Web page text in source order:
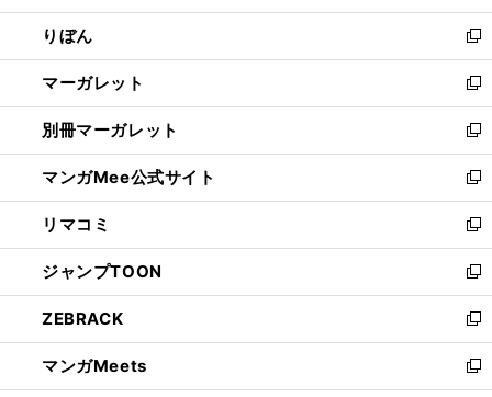
開
く
ウ
で
開
く
ン
ド
ウ
で
開
く
ウ
ィ
ン
ド
ウ
で
開
く
りぼん
新
し
い
ウ
ィ
ン
ド
ウ
で
開
く
マーガレット
新
し
い
ウ
ィ
ン
ド
ウ
で
開
く
別冊マーガレット
新
し
い
ウ
ィ
ン
ド
ウ
で
開
く
マンガMee公式サイト
新
し
い
ウ
ィ
ン
ド
ウ
で
開
リマコミ
新
し
い
ウ
ィ
ン
ド
ウ
ジャンプTOON
新
し
い
ウ
ィ
ン
ZEBRACK
新
し
い
ウ
マンガMeets
新